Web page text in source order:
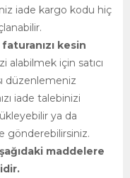
iade kargo kodu hiç
kesin
alabilmek için satıcı
düzenlemeniz
iade talebinizi
ya da
gönderebilirsiniz.
maddelere